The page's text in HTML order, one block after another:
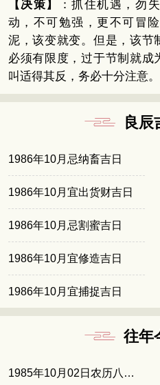
【决策】
：抓住机遇，勿
动，不可勉强，更不可冒
泥，该变就变。但是，该节
必须有限度，过于节制就成
叫适得其反，务必十分注意。
良辰
1986年10月忌纳畜吉日
1986年10月宜出货财吉日
1986年10月忌割蜜吉日
1986年10月宜修造吉日
1986年10月宜捕捉吉日
往年
1985年10月02日农历八月十八